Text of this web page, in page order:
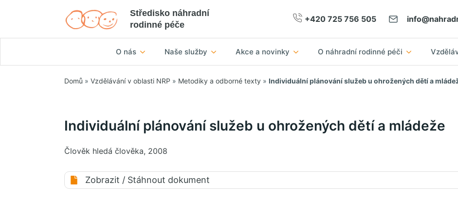
Středisko náhradní
rodinné péče
+420 725 756 505
O nás Naše služby Akce a novinky O náhradní rodinné péči
Domů » Vzdělávání v oblasti NRP » Metodiky a odborné texty » Individuální plánování služeb u ohrožených dětí a
Individuální plánování služeb u ohrožených dětí a mládeže
Člověk hledá člověka, 2008
Zobrazit / Stáhnout dokument